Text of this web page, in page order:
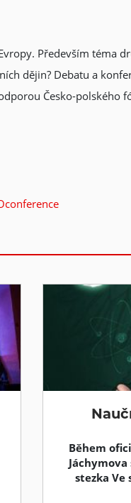
Především téma
dějin? Debatu a
Česko-polského
Během
stezka Ve